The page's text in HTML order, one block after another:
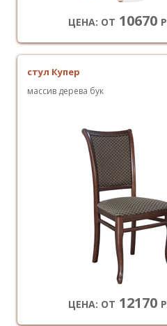
ЦЕНА: ОТ 10670
стул Купер
массив дерева бук
ЦЕНА: ОТ 12170